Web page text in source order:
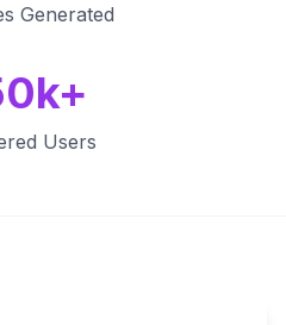
Generated
Users